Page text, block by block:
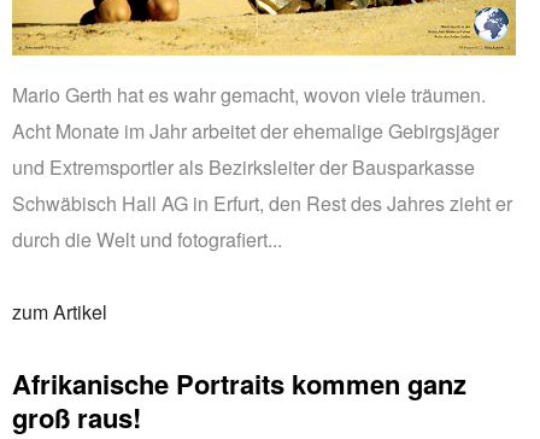
Mario Gerth hat es wahr gemacht, wovon viele träumen.
Acht Monate im Jahr arbeitet der ehemalige Gebirgsjäger
und Extremsportler als Bezirksleiter der Bausparkasse
Schwäbisch Hall AG in Erfurt, den Rest des Jahres zieht er
durch die Welt und fotografiert...
zum Artikel
Afrikanische Portraits kommen ganz
groß raus!